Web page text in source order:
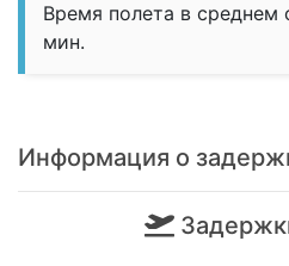
Время полета в среднем
мин.
Информация о